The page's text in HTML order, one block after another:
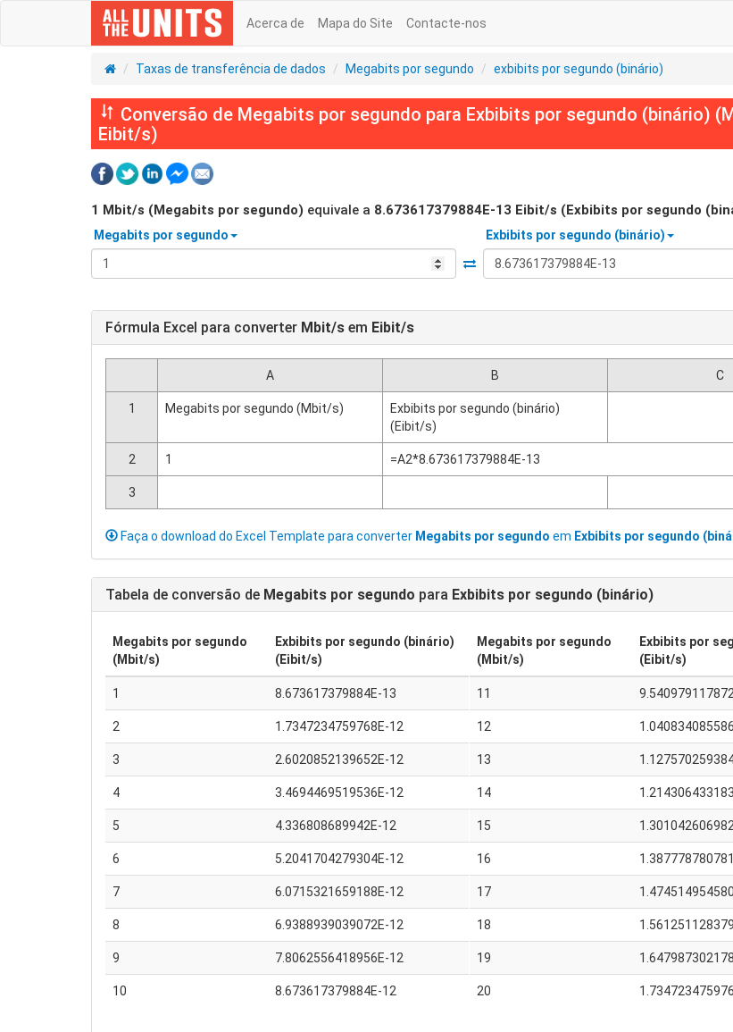
Acerca de Mapa do Site Contacte-nos
Taxas de transferência de dados Megabits por segundo exbibits por segundo (binário)
Conversão de Megabits por segundo para Exbibits por segundo (binário)
Eibit/s)
1 Mbit/s (Megabits por segundo) equivale a 8.673617379884E-13 Eibit/s (Exbibits por segundo
Megabits por segundo Exbibits por segundo (binário)
Fórmula Excel para converter Mbit/s em Eibit/s
A B C
1 Megabits por segundo (Mbit/s)
Exbibits por segundo (binário)
(Eibit/s)
2 1 =A2*8.673617379884E-13
3
Faça o download do Excel Template para converter Megabits por segundo em Exbibits por segundo
Tabela de conversão de Megabits por segundo para Exbibits por segundo (binário)
Megabits por segundo
(Mbit/s)
Exbibits por segundo (binário)
(Eibit/s)
1 8.673617379884E-13
2 1.7347234759768E-12
3 2.6020852139652E-12
4 3.4694469519536E-12
5 4.336808689942E-12
6 5.2041704279304E-12
7 6.0715321659188E-12
8 6.9388939039072E-12
9 7.8062556418956E-12
10 8.673617379884E-12
Megabits por segundo
(Mbit/s)
Exbibits por
(Eibit/s)
11
12
13
14
15
16
17
18
19
20